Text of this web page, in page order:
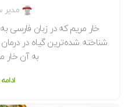
مدیر
خار مریم که در زبان فارسی
شناخته شده‌ترین گیاه در
به آن